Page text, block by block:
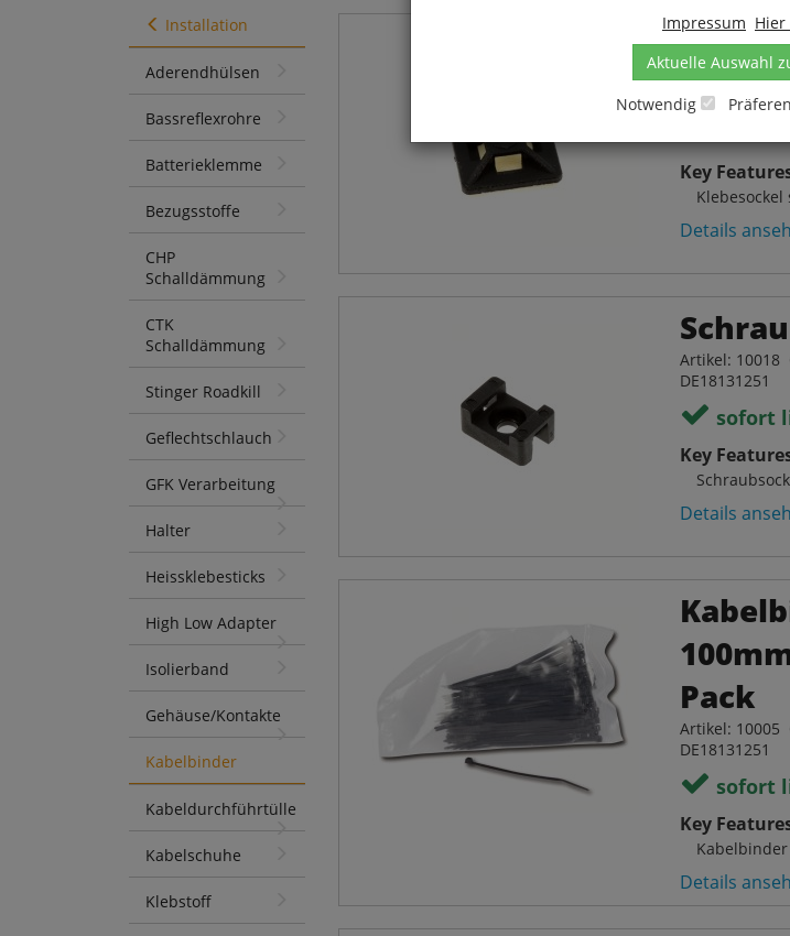
Installation
Aderendhülsen
Bassreflexrohre
Batterieklemme
Bezugsstoffe
CHP
Schalldämmung
CTK
Schalldämmung
Stinger Roadkill
Geflechtschlauch
GFK Verarbeitung
Halter
Heissklebesticks
High Low Adapter
Isolierband
Gehäuse/Kontakte
Kabelbinder
Kabeldurchführtülle
Kabelschuhe
Klebstoff
Artikel: 10017
DE18131251
Key
Klebesockel
Details
Artikel: 10018
DE18131251
sofort
Key
Details
Pack
Artikel: 10005
DE18131251
sofort
Key
Details
Impressum
Aktuelle Auswahl
Notwendig